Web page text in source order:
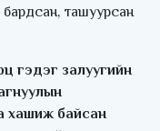
ташуурсан
гэдэг залуугийн
хашиж байсан